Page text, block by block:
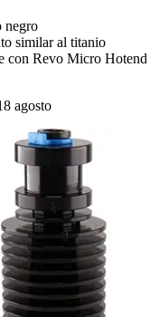
negro
similar al titanio
con Revo Micro Hotend
agosto